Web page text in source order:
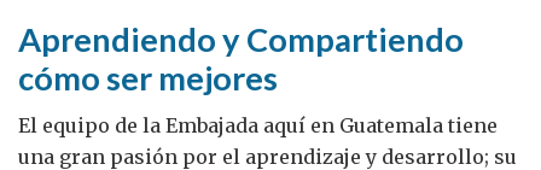
en
la
cancha
global
Aprendiendo y Compartiendo
cómo ser mejores
El equipo de la Embajada aquí en Guatemala tiene
una gran pasión por el aprendizaje y desarrollo; su